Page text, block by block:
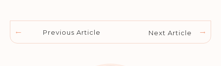
Previous Article Next Article